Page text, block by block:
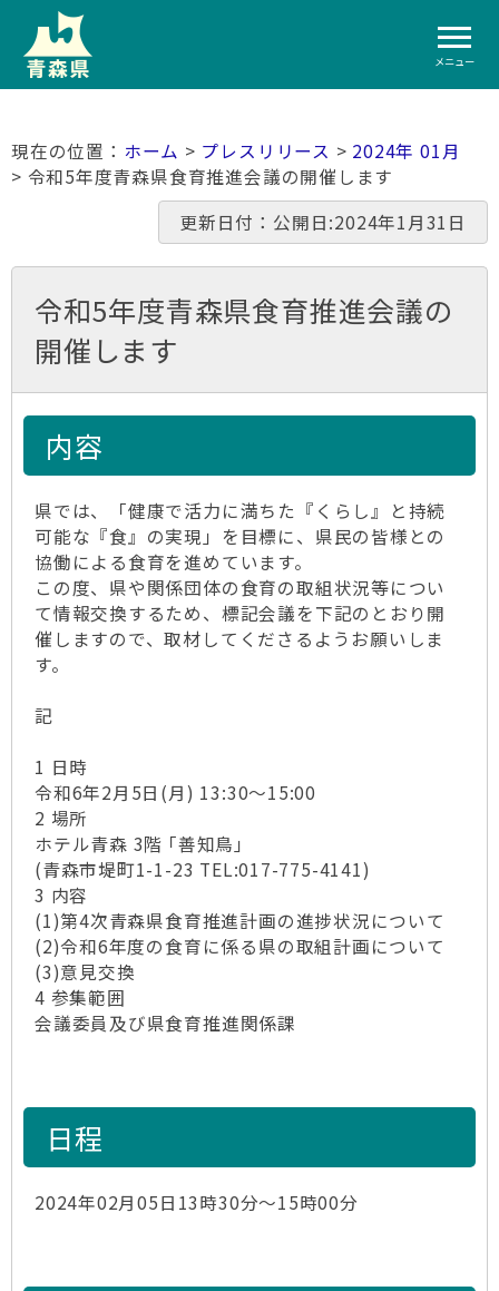
メニュー
ホーム > プレスリリース > 2024年 01月
> 令和5年度青森県食育推進会議の開催します
更新日付：公開日:2024年1月31日
令和5年度青森県食育推進会議の
開催します
内容
県では、「健康で活力に満ちた『くらし』と持続
可能な『食』の実現」を目標に、県民の皆様との
協働による食育を進めています。
この度、県や関係団体の食育の取組状況等につい
て情報交換するため、標記会議を下記のとおり開
催しますので、取材してくださるようお願いしま
す。
記
1 日時
令和6年2月5日(月) 13:30～15:00
2 場所
ホテル青森 3階 ｢善知鳥｣
(青森市堤町1-1-23 TEL:017-775-4141)
3 内容
(1)第4次青森県食育推進計画の進捗状況について
(2)令和6年度の食育に係る県の取組計画について
(3)意見交換
4 参集範囲
会議委員及び県食育推進関係課
日程
2024年02月05日13時30分～15時00分